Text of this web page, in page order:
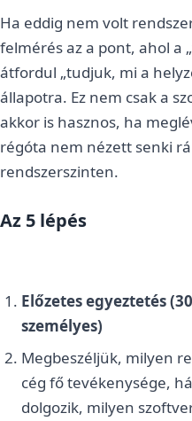
Ha eddig nem volt
felmérés az a pont, ahol a
átfordul „tudjuk, mi a
állapotra. Ez nem csak a
akkor is hasznos, ha
régóta nem nézett senki
rendszerszinten.
Az 5 lépés
Előzetes egyeztetés
személyes)
Megbeszéljük, milyen
cég fő tevékenysége,
dolgozik, milyen